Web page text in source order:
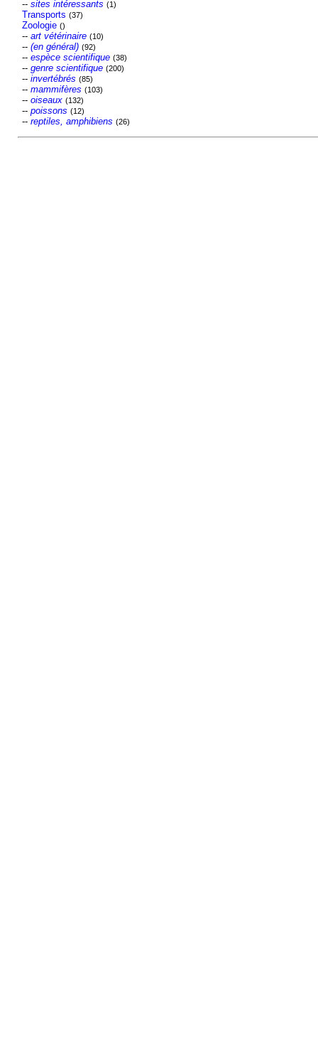
-- sites intéressants (1)
Transports (37)
Zoologie ()
-- art vétérinaire (10)
-- (en général) (92)
-- espèce scientifique (38)
-- genre scientifique (200)
-- invertébrés (85)
-- mammifères (103)
-- oiseaux (132)
-- poissons (12)
-- reptiles, amphibiens (26)